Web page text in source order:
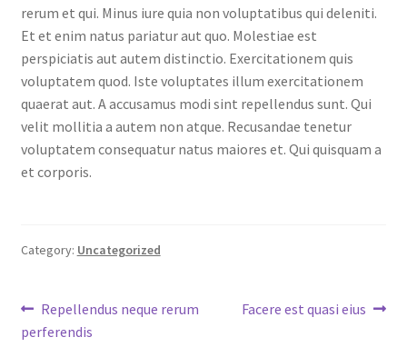
rerum et qui. Minus iure quia non voluptatibus qui deleniti.
Et et enim natus pariatur aut quo. Molestiae est
perspiciatis aut autem distinctio. Exercitationem quis
voluptatem quod. Iste voluptates illum exercitationem
quaerat aut. A accusamus modi sint repellendus sunt. Qui
velit mollitia a autem non atque. Recusandae tenetur
voluptatem consequatur natus maiores et. Qui quisquam a
et corporis.
Category: Uncategorized
Post
navigation
Previous
post:
Repellendus neque rerum
perferendis
Next
Facere est quasi eius